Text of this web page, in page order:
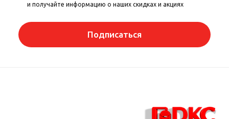
и получайте информацию о наших скидках и акциях
Подписаться